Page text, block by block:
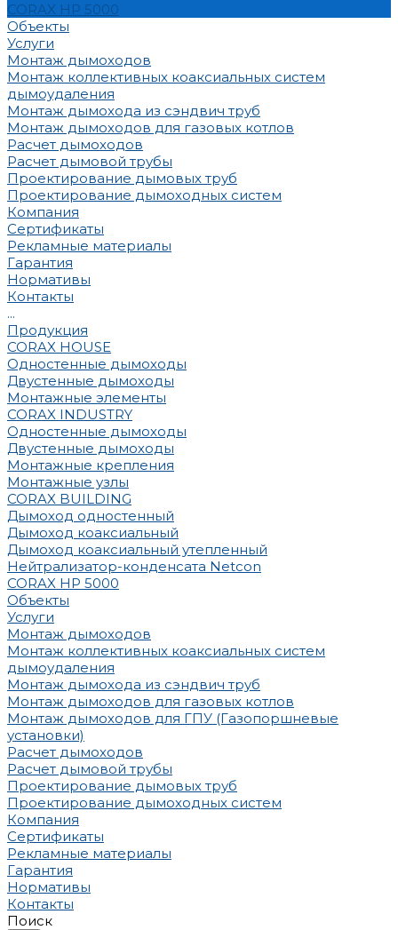
CORAX HP 5000
Объекты
Услуги
Монтаж дымоходов
Монтаж коллективных коаксиальных систем
дымоудаления
Монтаж дымохода из сэндвич труб
Монтаж дымоходов для газовых котлов
Расчет дымоходов
Расчет дымовой трубы
Проектирование дымовых труб
Проектирование дымоходных систем
Компания
Сертификаты
Рекламные материалы
Гарантия
Нормативы
Контакты
...
Продукция
CORAX HOUSE
Одностенные дымоходы
Двустенные дымоходы
Монтажные элементы
CORAX INDUSTRY
Одностенные дымоходы
Двустенные дымоходы
Монтажные крепления
Монтажные узлы
CORAX BUILDING
Дымоход одностенный
Дымоход коаксиальный
Дымоход коаксиальный утепленный
Нейтрализатор-конденсата Netcon
CORAX HP 5000
Объекты
Услуги
Монтаж дымоходов
Монтаж коллективных коаксиальных систем
дымоудаления
Монтаж дымохода из сэндвич труб
Монтаж дымоходов для газовых котлов
Монтаж дымоходов для ГПУ (Газопоршневые
установки)
Расчет дымоходов
Расчет дымовой трубы
Проектирование дымовых труб
Проектирование дымоходных систем
Компания
Сертификаты
Рекламные материалы
Гарантия
Нормативы
Контакты
Поиск